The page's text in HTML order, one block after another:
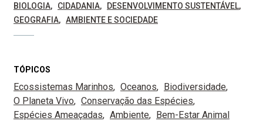
BIOLOGIA
CIDADANIA
DESENVOLVIMENTO SUSTENTÁVEL
GEOGRAFIA
AMBIENTE E SOCIEDADE
TÓPICOS
Ecossistemas Marinhos Oceanos
Biodiversidade
O Planeta Vivo
Conservação das Espécies
Espécies Ameaçadas
Ambiente Bem-Estar Animal